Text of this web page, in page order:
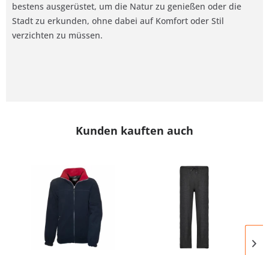
bestens ausgerüstet, um die Natur zu genießen oder die
Stadt zu erkunden, ohne dabei auf Komfort oder Stil
verzichten zu müssen.
Kunden kauften auch